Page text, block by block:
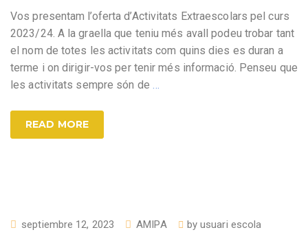
Vos presentam l’oferta d’Activitats Extraescolars pel curs
2023/24. A la graella que teniu més avall podeu trobar tant
el nom de totes les activitats com quins dies es duran a
terme i on dirigir-vos per tenir més informació. Penseu que
les activitats sempre són de …
READ MORE
septiembre 12, 2023 AMIPA byusuari escola